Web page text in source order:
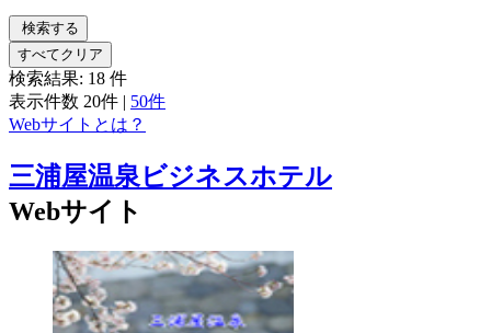
検索する
すべてクリア
検索結果: 18 件
表示件数 20件 | 50件
Webサイトとは？
三浦屋温泉ビジネスホテル
Webサイト